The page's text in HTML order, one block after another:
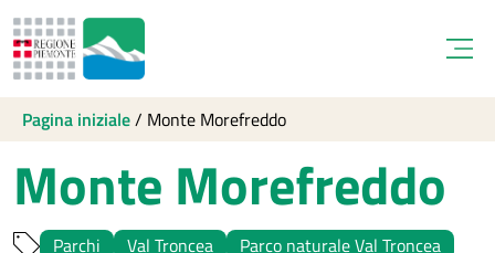
Pagina iniziale/ Monte Morefreddo
Monte Morefreddo
Parchi Val Troncea
Parco naturale Val Troncea